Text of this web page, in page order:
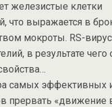
железистые клетки
что выражается в
мокроты. RS-
в результате чего
самых эффективных
прервать «движение